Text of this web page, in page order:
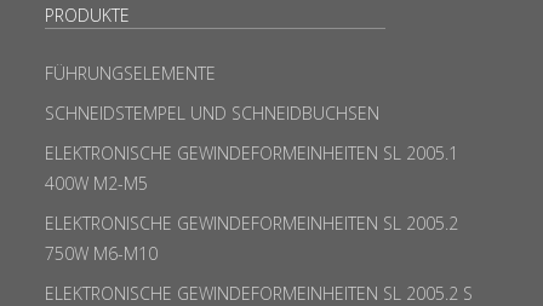
PRODUKTE
FÜHRUNGSELEMENTE
SCHNEIDSTEMPEL UND SCHNEIDBUCHSEN
ELEKTRONISCHE GEWINDEFORMEINHEITEN SL 2005.1
400W M2-M5
ELEKTRONISCHE GEWINDEFORMEINHEITEN SL 2005.2
750W M6-M10
ELEKTRONISCHE GEWINDEFORMEINHEITEN SL 2005.2 S